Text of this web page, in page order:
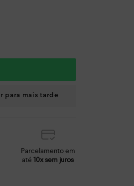
Parcelamento em
até10x sem juros